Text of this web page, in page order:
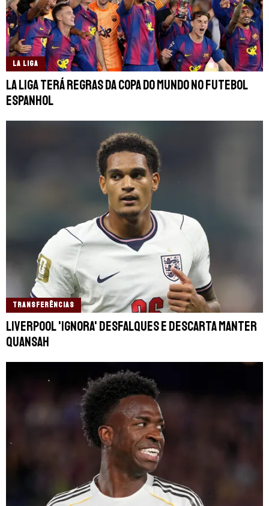
LA LIGA
La Liga terá regras da Copa do Mundo no futebol
espanhol
TRANSFERÊNCIAS
Liverpool 'ignora' desfalques e descarta manter
Quansah